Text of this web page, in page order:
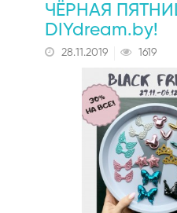
ЧЁРНАЯ
DIYdream.by!
28.11.2019 1619